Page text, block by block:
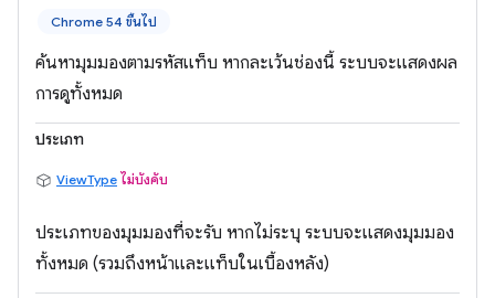
Chrome 54 ขึ้นไป
ค้นหามุมมองตามรหัสแท็บ หากละเว้นช่องนี้ ระบบจะแสดงผล
การดูทั้งหมด
ประเภท
ViewType ไม่บังคับ
ประเภทของมุมมองที่จะรับ หากไม่ระบุ ระบบจะแสดงมุมมอง
ทั้งหมด (รวมถึงหน้าและแท็บในเบื้องหลัง)